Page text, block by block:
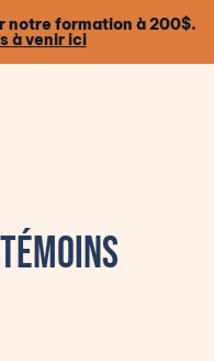
notre formation à 200$.
à venir ici